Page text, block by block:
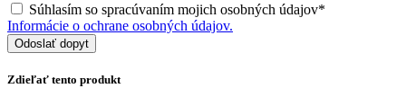
Súhlasím so spracúvaním mojich osobných údajov*
Informácie o ochrane osobných údajov.
Odoslať dopyt
Zdieľať tento produkt